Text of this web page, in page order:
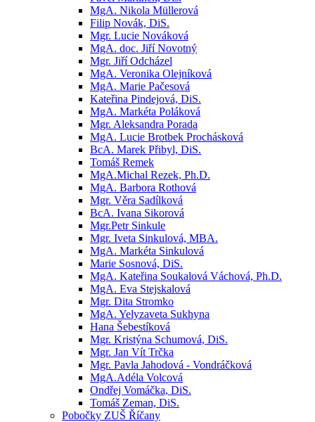
MgA. Nikola Müllerová
Filip Novák, DiS.
Mgr. Lucie Nováková
MgA. doc. Jiří Novotný
Mgr. Jiří Odcházel
MgA. Veronika Olejníková
MgA. Marie Pačesová
Kateřina Pindejová, DiS.
MgA. Markéta Poláková
Mgr. Aleksandra Porada
MgA. Lucie Brotbek Prochásková
BcA. Marek Přibyl, DiS.
Tomáš Remek
MgA.Michal Rezek, Ph.D.
MgA. Barbora Rothová
Mgr. Věra Sadílková
BcA. Ivana Sikorová
Mgr.Petr Sinkule
Mgr. Iveta Sinkulová, MBA.
MgA. Markéta Sinkulová
Marie Sosnová, DiS.
MgA. Kateřina Soukalová Váchová, Ph.D.
MgA. Eva Stejskalová
Mgr. Dita Stromko
MgA. Yelyzaveta Sukhyna
Hana Šebestíková
Mgr. Kristýna Schumová, DiS.
Mgr. Jan Vít Trčka
Mgr. Pavla Jahodová - Vondráčková
MgA.Adéla Volcová
Ondřej Vomáčka, DiS.
Tomáš Zeman, DiS.
Pobočky ZUŠ Říčany